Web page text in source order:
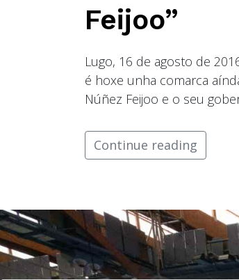
Feijoo”
Lugo, 16 de agosto de
é hoxe unha comarca
Núñez Feijoo e o seu
Continue reading